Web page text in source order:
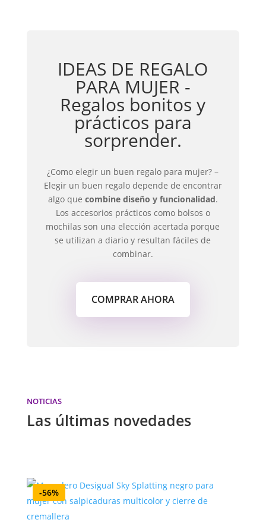
IDEAS DE REGALO
PARA MUJER -
Regalos bonitos y
prácticos para
sorprender.
¿Como elegir un buen regalo para mujer? –
Elegir un buen regalo depende de encontrar
algo que combine diseño y funcionalidad.
Los accesorios prácticos como bolsos o
mochilas son una elección acertada porque
se utilizan a diario y resultan fáciles de
combinar.
COMPRAR AHORA
NOTICIAS
Las últimas novedades
-56%